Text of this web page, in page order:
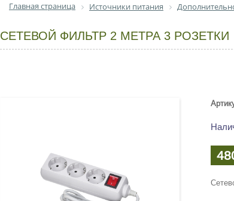
Главная страница Источники питания
СЕТЕВОЙ ФИЛЬТР 2 МЕТРА 3 РОЗЕТКИ